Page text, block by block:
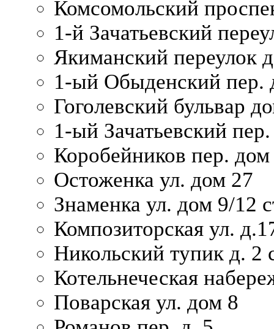
Комсомольский
1-й Зачатьевский
Якиманский переулок
1-ый Обыденский пер.
Гоголевский бульвар
1-ый Зачатьевский
Коробейников пер.
Остоженка ул. дом 27
Знаменка ул. дом 9/12
Композиторская ул.
Никольский тупик д. 2
Котельнеческая
Поварская ул. дом 8